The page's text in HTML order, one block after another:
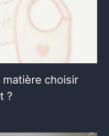
matière choisir
?